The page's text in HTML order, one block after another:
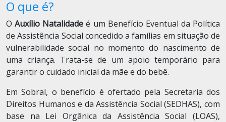
O que é?
OAuxílio Natalidade é um Benefício Eventual da Política
de Assistência Social concedido a famílias em situação de
vulnerabilidade social no momento do nascimento de
uma criança. Trata-se de um apoio temporário para
garantir o cuidado inicial da mãe e do bebê.
Em Sobral, o benefício é ofertado pela Secretaria dos
Direitos Humanos e da Assistência Social (SEDHAS), com
base na Lei Orgânica da Assistência Social (LOAS),